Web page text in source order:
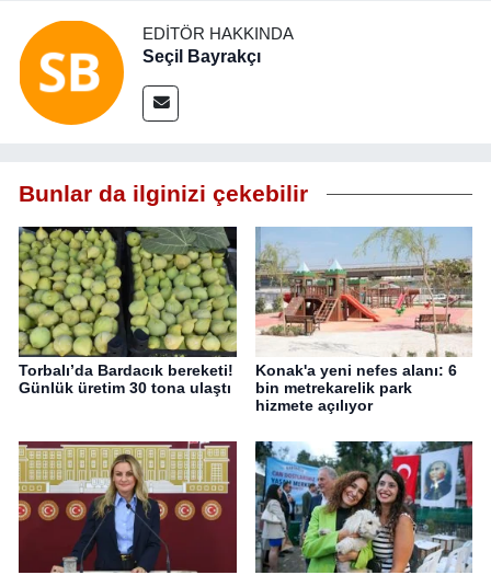
EDITÖR HAKKINDA
Seçil Bayrakçı
Bunlar da ilginizi çekebilir
Torbalı’da Bardacık bereketi!
Günlük üretim 30 tona ulaştı
Konak'a yeni nefes alanı: 6
bin metrekarelik park
hizmete açılıyor